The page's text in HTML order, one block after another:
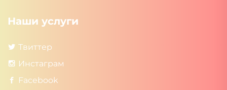
Наши услуги
Твиттер
Инстаграм
Facebook